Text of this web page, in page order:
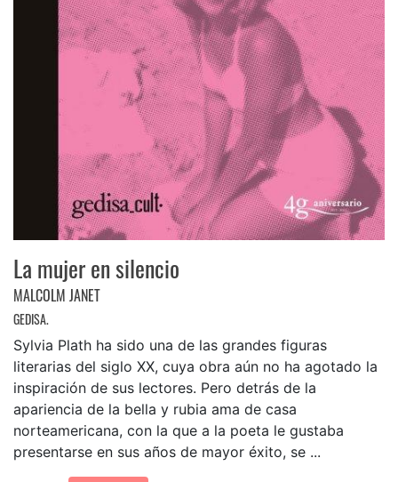
La mujer en silencio
MALCOLM JANET
GEDISA.
Sylvia Plath ha sido una de las grandes figuras
literarias del siglo XX, cuya obra aún no ha agotado la
inspiración de sus lectores. Pero detrás de la
apariencia de la bella y rubia ama de casa
norteamericana, con la que a la poeta le gustaba
presentarse en sus años de mayor éxito, se ...